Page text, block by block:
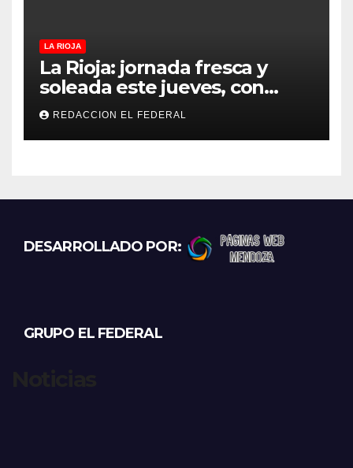
LA RIOJA
La Rioja: jornada fresca y
soleada este jueves, con
temperaturas estables para
el viernes
REDACCION EL FEDERAL
DESARROLLADO POR:
GRUPO EL FEDERAL